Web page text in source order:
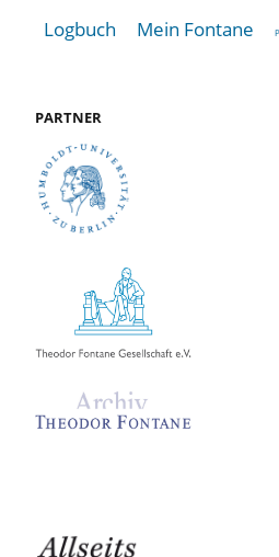
Logbuch Mein Fontane
PARTNER